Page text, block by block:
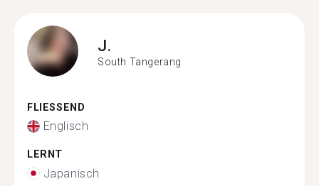
J.
South Tangerang
FLIESSEND
Englisch
LERNT
Japanisch